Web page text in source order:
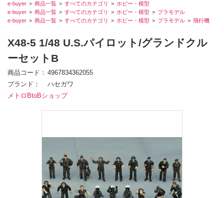
e-buyer 商品一覧 すべてのカテゴリ
ホビー・模型
e-buyer
商品一覧 すべてのカテゴリ ホビー・模型
プラモデル
e-buyer
商品一覧 すべてのカテゴリ ホビー・模型 プラモデル 飛行機
X48-5 1/48 U.S.パイロット/グランドクル
ーセットB
商品コード
4967834362055
ブランド
ハセガワ
メトロBtoBショップ